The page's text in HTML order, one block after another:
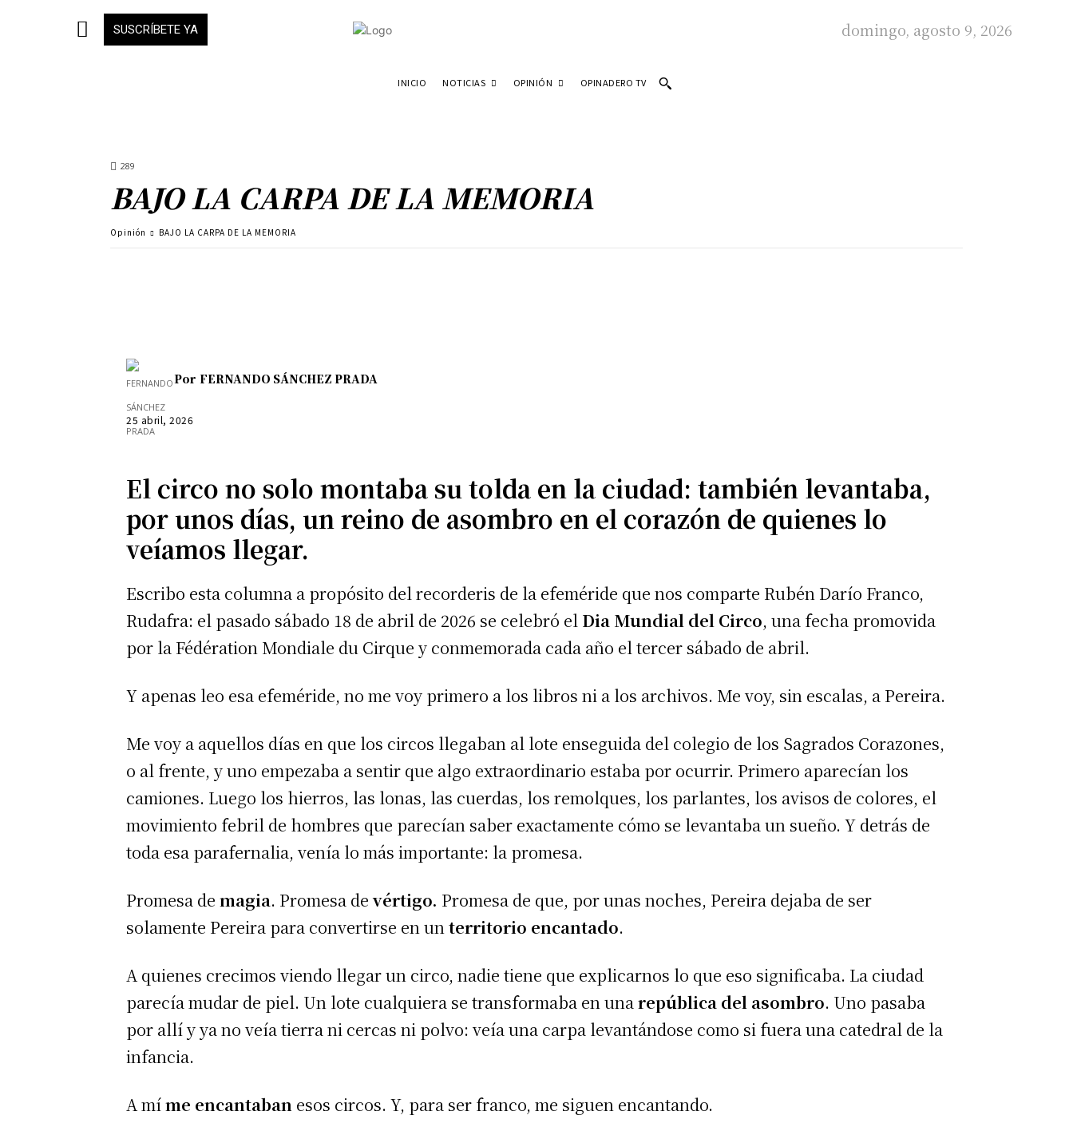
SUSCRÍBETE YA domingo, agosto 9, 2026
INICIO NOTICIAS OPINIÓN OPINADERO TV
289
BAJO LA CARPA DE LA MEMORIA
Opinión BAJO LA CARPA DE LA MEMORIA
Por FERNANDO SÁNCHEZ PRADA
25 abril, 2026
El circo no solo montaba su tolda en la ciudad: también levantaba,
por unos días, un reino de asombro en el corazón de quienes lo
veíamos llegar.
Escribo esta columna a propósito del recorderis de la efeméride que nos comparte Rubén Darío Franco,
Rudafra: el pasado sábado 18 de abril de 2026 se celebró el Dia Mundial del Circo, una fecha promovida
por la Fédération Mondiale du Cirque y conmemorada cada año el tercer sábado de abril.
Y apenas leo esa efeméride, no me voy primero a los libros ni a los archivos. Me voy, sin escalas, a Pereira.
Me voy a aquellos días en que los circos llegaban al lote enseguida del colegio de los Sagrados Corazones,
o al frente, y uno empezaba a sentir que algo extraordinario estaba por ocurrir. Primero aparecían los
camiones. Luego los hierros, las lonas, las cuerdas, los remolques, los parlantes, los avisos de colores, el
movimiento febril de hombres que parecían saber exactamente cómo se levantaba un sueño. Y detrás de
toda esa parafernalia, venía lo más importante: la promesa.
Promesa demagia. Promesa devértigo. Promesa de que, por unas noches, Pereira dejaba de ser
solamente Pereira para convertirse en unterritorio encantado.
A quienes crecimos viendo llegar un circo, nadie tiene que explicarnos lo que eso significaba. La ciudad
parecía mudar de piel. Un lote cualquiera se transformaba en unarepública del asombro. Uno pasaba
por allí y ya no veía tierra ni cercas ni polvo: veía una carpa levantándose como si fuera una catedral de la
infancia.
A míme encantaban esos circos. Y, para ser franco, me siguen encantando.